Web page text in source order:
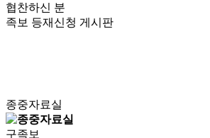
협찬하신 분
족보 등재신청 게시판
종중자료실
구족보